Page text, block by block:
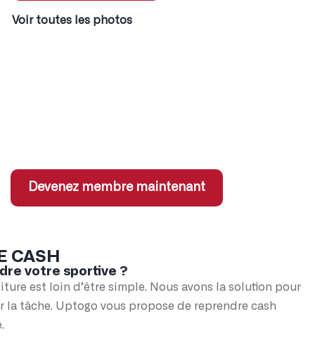
Voir toutes les photos
Devenez membre maintenant
CASH
votre sportive ?
est loin d’être simple. Nous avons la solution pour
la tâche. Uptogo vous propose de reprendre cash